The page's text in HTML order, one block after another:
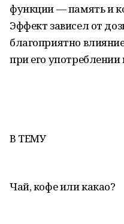
функции — память и
Эффект зависел от
благоприятно
при его употреблении
В ТЕМУ
Чай, кофе или какао?